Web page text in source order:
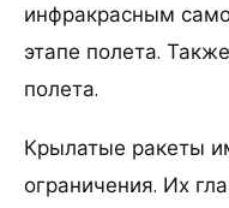
инфракрасным
этапе полета.
полета.
Крылатые ракеты
ограничения. Их